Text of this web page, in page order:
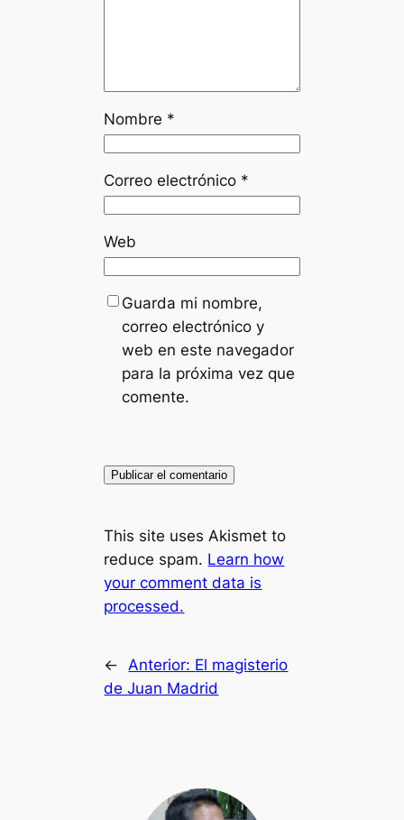
Nombre *
Correo electrónico *
Web
Guarda mi nombre,
correo electrónico y
web en este navegador
para la próxima vez que
comente.
This site uses Akismet to
reduce spam. Learn how
your comment data is
processed.
← Anterior: El magisterio
de Juan Madrid